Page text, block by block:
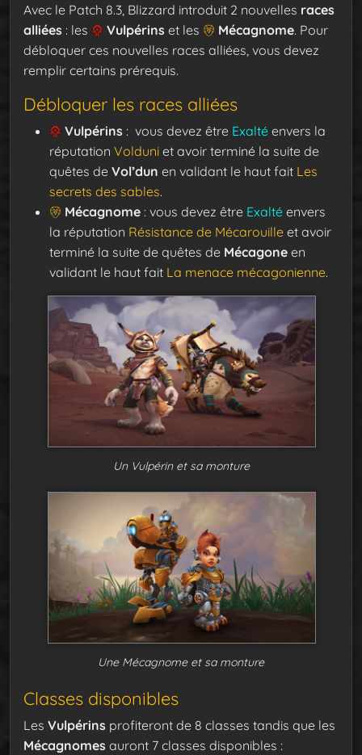
Avec le Patch 8.3, Blizzard introduit 2 nouvelles races
alliées : les Vulpérins et les Mécagnome. Pour
débloquer ces nouvelles races alliées, vous devez
remplir certains prérequis.
Débloquer les races alliées
Vulpérins : vous devez être Exalté envers la
réputation Volduni et avoir terminé la suite de
quêtes de Vol’dun en validant le haut fait Les
secrets des sables.
Mécagnome : vous devez être Exalté envers
la réputation Résistance de Mécarouille et avoir
terminé la suite de quêtes de Mécagone en
validant le haut fait La menace mécagonienne.
Un Vulpérin et sa monture
Une Mécagnome et sa monture
Classes disponibles
Les Vulpérins profiteront de 8 classes tandis que les
Mécagnomes auront 7 classes disponibles :